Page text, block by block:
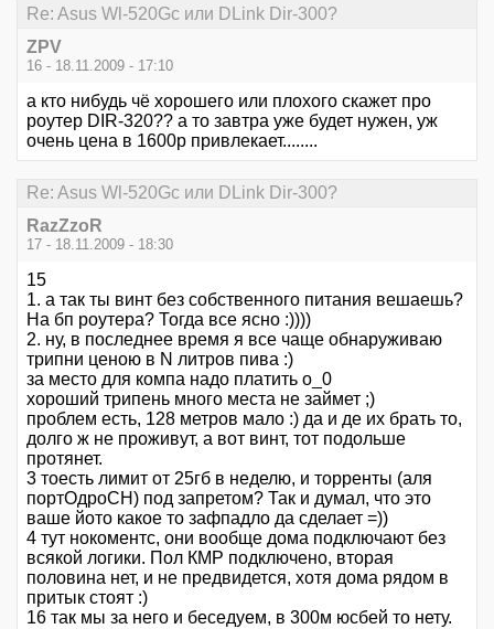
Re: Asus Wl-520Gc или DLink Dir-300?
ZPV
16 - 18.11.2009 - 17:10
а кто нибудь чё хорошего или плохого скажет про
роутер DIR-320?? а то завтра уже будет нужен, уж
очень цена в 1600р привлекает........
Re: Asus Wl-520Gc или DLink Dir-300?
RazZzoR
17 - 18.11.2009 - 18:30
15
1. а так ты винт без собственного питания вешаешь?
На бп роутера? Тогда все ясно :))))
2. ну, в последнее время я все чаще обнаруживаю
трипни ценою в N литров пива :)
за место для компа надо платить о_0
хороший трипень много места не займет ;)
проблем есть, 128 метров мало :) да и де их брать то,
долго ж не проживут, а вот винт, тот подольше
протянет.
3 тоесть лимит от 25гб в неделю, и торренты (аля
портОдроCH) под запретом? Так и думал, что это
ваше йото какое то зафпадло да сделает =))
4 тут нокоментс, они вообще дома подключают без
всякой логики. Пол КМР подключено, вторая
половина нет, и не предвидется, хотя дома рядом в
притык стоят :)
16 так мы за него и беседуем, в 300м юсбей то нету.